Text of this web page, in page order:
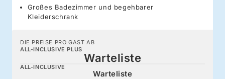
Großes Badezimmer und begehbarer
Kleiderschrank
DIE PREISE PRO GAST AB
ALL-INCLUSIVE PLUS
Warteliste
ALL-INCLUSIVE
Warteliste